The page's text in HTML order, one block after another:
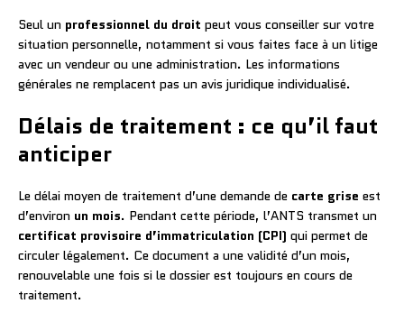
Seul un professionnel du droit peut vous conseiller sur votre
situation personnelle, notamment si vous faites face à un litige
avec un vendeur ou une administration. Les informations
générales ne remplacent pas un avis juridique individualisé.
Délais de traitement : ce qu’il faut
anticiper
Le délai moyen de traitement d’une demande de carte grise est
d’environ un mois. Pendant cette période, l’ANTS transmet un
certificat provisoire d’immatriculation (CPI) qui permet de
circuler légalement. Ce document a une validité d’un mois,
renouvelable une fois si le dossier est toujours en cours de
traitement.